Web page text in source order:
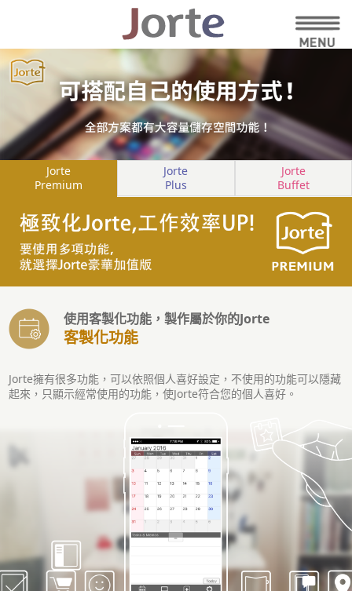
Jorte
Premium
Jorte
Plus
Jorte
Buffet
使用客製化功能，製作屬於你的Jorte
客製化功能
Jorte擁有很多功能，可以依照個人喜好設定，不使用的功能可以隱藏
起來，只顯示經常使用的功能，使Jorte符合您的個人喜好。